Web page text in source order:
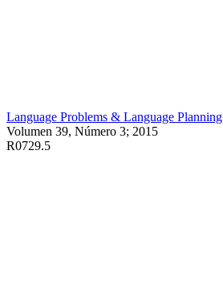
Language Problems & Language Planning
Volumen 39, Número 3; 2015
R0729.5